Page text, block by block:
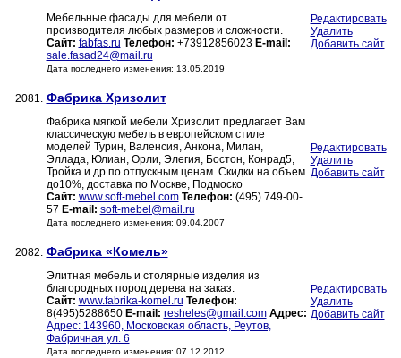
Мебельные фасады для мебели от
производителя любых размеров и сложности.
Сайт: fabfas.ru Телефон: +73912856023 E-mail:
sale.fasad24@mail.ru
Дата последнего изменения: 13.05.2019
Редактировать
Удалить
Добавить сайт
2081. Фабрика Хризолит
Фабрика мягкой мебели Хризолит предлагает Вам
классическую мебель в европейском стиле
моделей Турин, Валенсия, Анкона, Милан,
Эллада, Юлиан, Орли, Элегия, Бостон, Конрад5,
Тройка и др.по отпускным ценам. Скидки на объем
до10%, доставка по Москве, Подмоско
Сайт: www.soft-mebel.com Телефон: (495) 749-00-
57 E-mail: soft-mebel@mail.ru
Дата последнего изменения: 09.04.2007
Редактировать
Удалить
Добавить сайт
2082. Фабрика «Комель»
Элитная мебель и столярные изделия из
благородных пород дерева на заказ.
Сайт: www.fabrika-komel.ru Телефон:
8(495)5288650 E-mail: resheles@gmail.com Адрес:
Адрес: 143960, Московская область, Реутов,
Фабричная ул. 6
Дата последнего изменения: 07.12.2012
Редактировать
Удалить
Добавить сайт